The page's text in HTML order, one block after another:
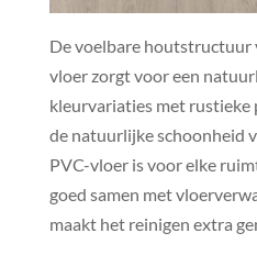
De voelbare houtstructuur
vloer zorgt voor een
kleurvariaties met
de natuurlijke schoonheid
PVC-vloer is voor elke
goed samen met
maakt het reinigen extra